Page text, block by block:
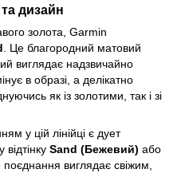
дизайн
золота, Garmin
. Це благородний матовий
виглядає надзвичайно
в образі, а делікатно
як із золотими, так і зі
у цій лінійці є дует
Sand (Бежевий) або
виглядає свіжим,